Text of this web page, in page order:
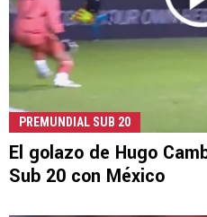
PREMUNDIAL SUB 20
El golazo de Hugo
Sub 20 con México